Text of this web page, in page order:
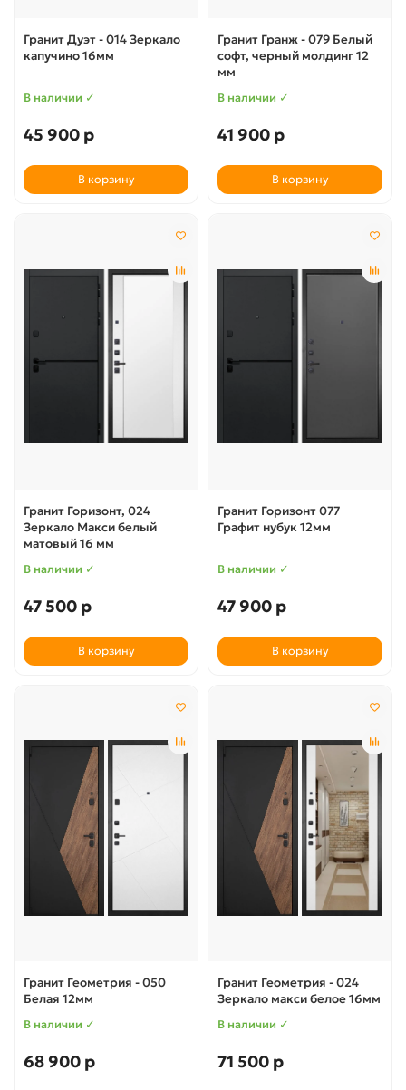
Гранит Дуэт - 014 Зеркало
капучино 16мм
В наличии ✓
45 900 р
В корзину
Гранит Гранж - 079 Белый
софт, черный молдинг 12
мм
В наличии ✓
41 900 р
В корзину
Гранит Горизонт, 024
Зеркало Макси белый
матовый 16 мм
В наличии ✓
47 500 р
В корзину
Гранит Горизонт 077
Графит нубук 12мм
В наличии ✓
47 900 р
В корзину
Гранит Геометрия - 050
Белая 12мм
В наличии ✓
68 900 р
Гранит Геометрия - 024
Зеркало макси белое 16мм
В наличии ✓
71 500 р